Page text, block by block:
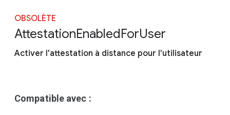
Inclure les règles obsolètes
OBSOLÈTE
AttestationEnabledForUser
Activer l'attestation à distance pour l'utilisateur
Compatible avec :